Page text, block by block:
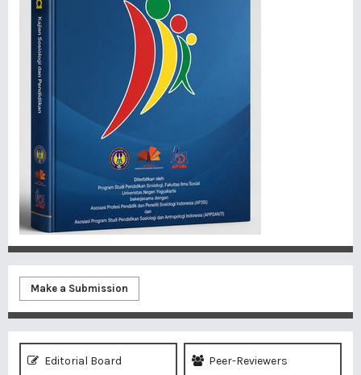
Make a Submission
Editorial Board Peer-Reviewers